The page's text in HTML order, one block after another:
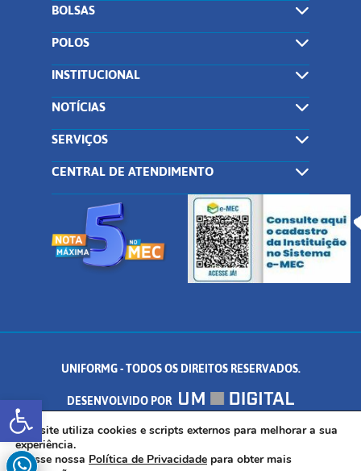
Abrir a barra de ferramentas
BOLSAS
POLOS
INSTITUCIONAL
NOTÍCIAS
SERVIÇOS
CENTRAL DE ATENDIMENTO
UNIFORMG - TODOS OS DIREITOS RESERVADOS.
DESENVOLVIDO POR
AV. DR. ARNALDO DE SENNA, 328 - PALMEIRAS, FORMIGA/MG - CEP:
35.574.530
Este site utiliza cookies e scripts externos para melhorar a sua
experiência.
Acesse nossa Política de Privacidade para obter mais